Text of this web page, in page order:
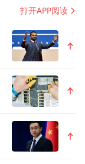
打开APP阅读